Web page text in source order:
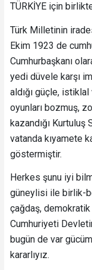
TÜRKİYE için
Türk Milletinin
Ekim 1923 de
Cumhurbaşkanı
yedi düvele karşı
aldığı güçle,
oyunları bozmuş,
kazandığı
vatanda kıyamete
göstermiştir.
Herkes şunu iyi
güneylisi ile birlik-
çağdaş,
Cumhuriyeti
bugün de var
kararlıyız.